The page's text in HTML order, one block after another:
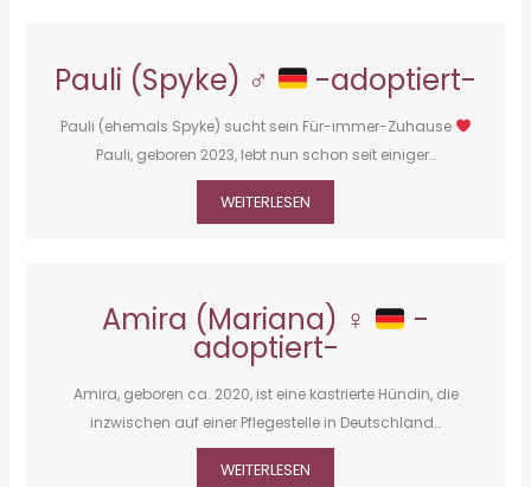
Pauli (Spyke) ♂ -adoptiert-
Pauli (ehemals Spyke) sucht sein Für-immer-Zuhause
Pauli, geboren 2023, lebt nun schon seit einiger…
WEITERLESEN
Amira (Mariana) ♀ -
adoptiert-
Amira, geboren ca. 2020, ist eine kastrierte Hündin, die
inzwischen auf einer Pflegestelle in Deutschland…
WEITERLESEN